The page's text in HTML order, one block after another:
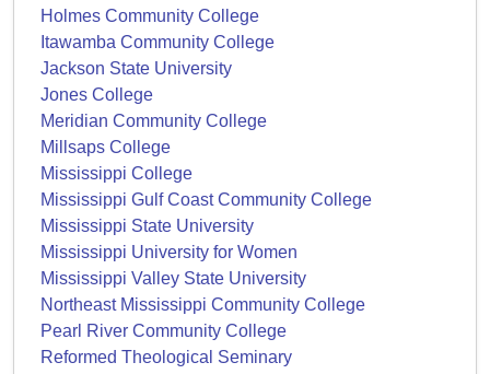
Holmes Community College
Itawamba Community College
Jackson State University
Jones College
Meridian Community College
Millsaps College
Mississippi College
Mississippi Gulf Coast Community College
Mississippi State University
Mississippi University for Women
Mississippi Valley State University
Northeast Mississippi Community College
Pearl River Community College
Reformed Theological Seminary